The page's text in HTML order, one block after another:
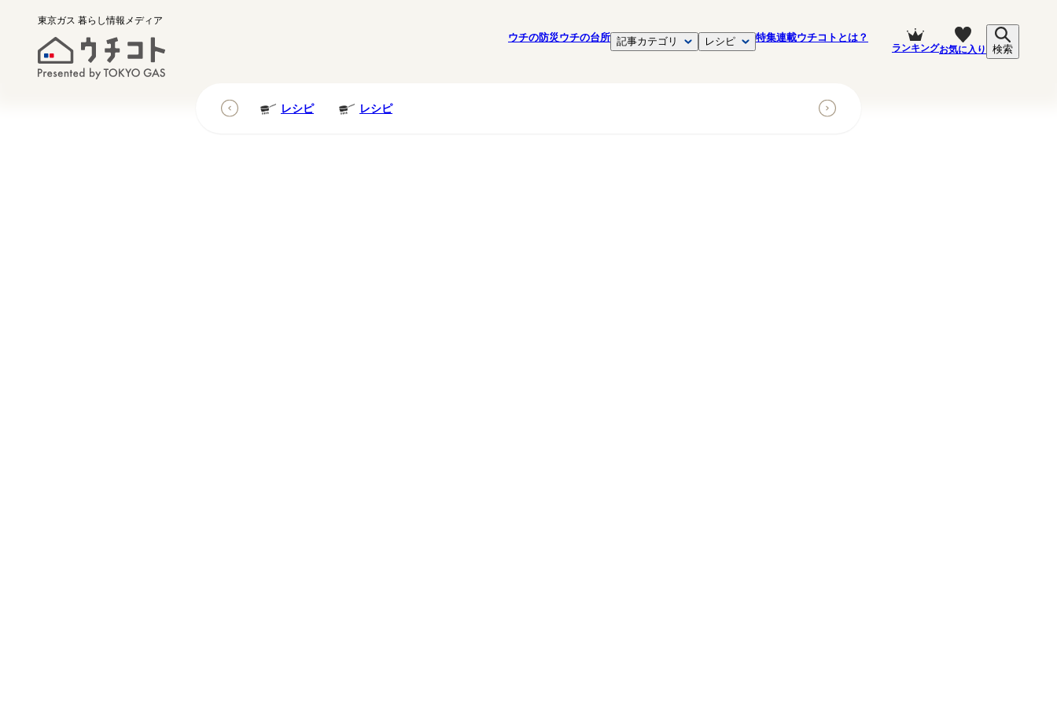
東京ガス 暮らし情報メディア
ウチの防災ウチの台所 記事カテゴリ レシピ 特集連載ウチコトとは？
ランキングお気に入り 検索
レシピ レシピ レシピ